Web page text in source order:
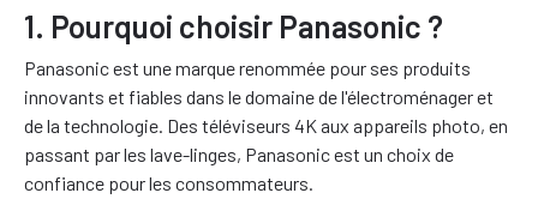
1. Pourquoi choisir Panasonic ?
Panasonic est une marque renommée pour ses produits
innovants et fiables dans le domaine de l'électroménager et
de la technologie. Des téléviseurs 4K aux appareils photo, en
passant par les lave-linges, Panasonic est un choix de
confiance pour les consommateurs.